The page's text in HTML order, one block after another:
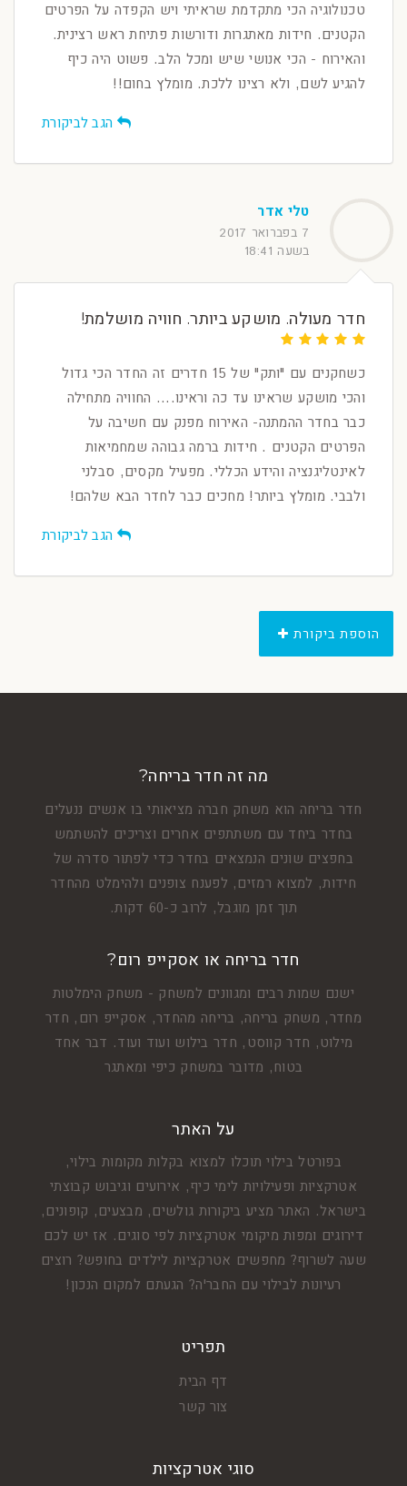
טכנולוגיה הכי מתקדמת שראיתי ויש הקפדה על הפרטים
הקטנים. חידות מאתגרות ודורשות פתיחת ראש רצינית.
והאירוח - הכי אנושי שיש ומכל הלב. פשוט היה כיף
להגיע לשם, ולא רצינו ללכת. מומלץ בחום!!
הגב לביקורת
טלי אדר
7 בפברואר 2017
בשעה 18:41
חדר מעולה. מושקע ביותר. חוויה מושלמת!
כשחקנים עם "ותק" של 15 חדרים זה החדר הכי גדול
והכי מושקע שראינו עד כה וראינו.... החוויה מתחילה
כבר בחדר ההמתנה- האירוח מפנק עם חשיבה על
הפרטים הקטנים . חידות ברמה גבוהה שמחמיאות
לאינטליגנציה והידע הכללי. מפעיל מקסים, סבלני
ולבבי. מומלץ ביותר! מחכים כבר לחדר הבא שלהם!
הגב לביקורת
הוספת ביקורת
מה זה חדר בריחה?
חדר בריחה הוא משחק חברה מציאותי בו אנשים ננעלים
בחדר ביחד עם משתתפים אחרים וצריכים להשתמש
בחפצים שונים הנמצאים בחדר כדי לפתור סדרה של
חידות, למצוא רמזים, לפענח צופנים ולהימלט מהחדר
תוך זמן מוגבל, לרוב כ-60 דקות.
חדר בריחה או אסקייפ רום?
ישנם שמות רבים ומגוונים למשחק - משחק הימלטות
מחדר, משחק בריחה, בריחה מהחדר, אסקייפ רום, חדר
מילוט, חדר קווסט, חדר בילוש ועוד ועוד. דבר אחד
בטוח, מדובר במשחק כיפי ומאתגר
על האתר
בפורטל בילוי תוכלו למצוא בקלות מקומות בילוי,
אטרקציות ופעילויות לימי כיף, אירועים וגיבוש קבוצתי
בישראל. האתר מציע ביקורות גולשים, מבצעים, קופונים,
דירוגים ומפות מיקומי אטרקציות לפי סוגים. אז יש לכם
שעה לשרוף? מחפשים אטרקציות לילדים בחופש? רוצים
רעיונות לבילוי עם החבר'ה? הגעתם למקום הנכון!
תפריט
דף הבית
צור קשר
סוגי אטרקציות